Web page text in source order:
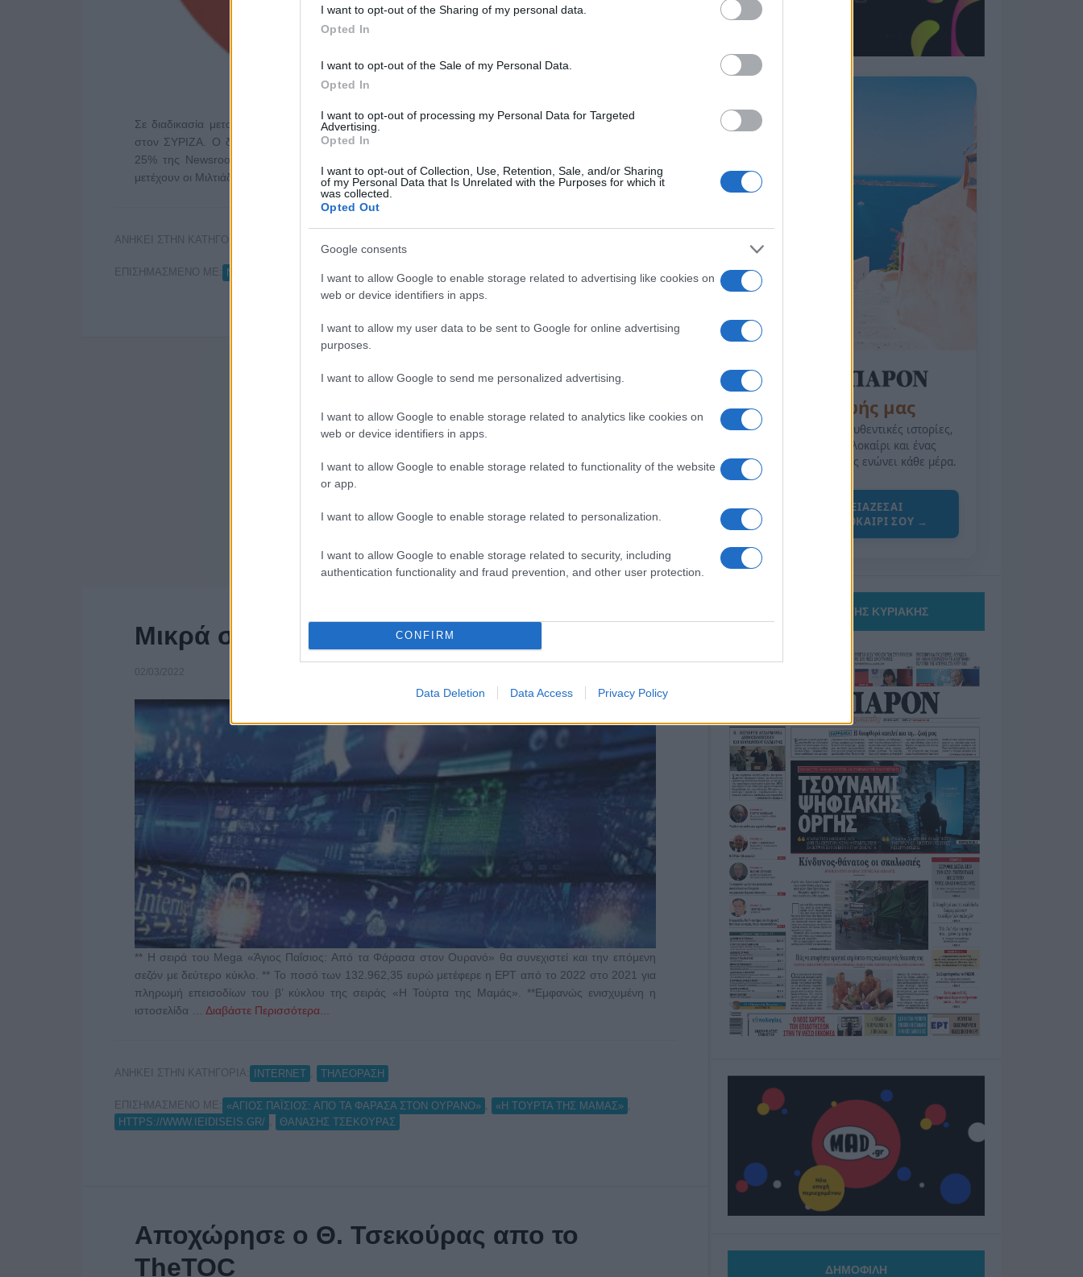
I want to opt-out of the Sharing of my personal data.
Opted In
I want to opt-out of the Sale of my Personal Data.
Opted In
I want to opt-out of processing my Personal Data for Targeted
Advertising.
Opted In
I want to opt-out of Collection, Use, Retention, Sale, and/or Sharing
of my Personal Data that Is Unrelated with the Purposes for which it
was collected.
Opted Out
Google consents
I want to allow Google to enable storage related to advertising like cookies on
web or device identifiers in apps.
I want to allow my user data to be sent to Google for online advertising
purposes.
I want to allow Google to send me personalized advertising.
I want to allow Google to enable storage related to analytics like cookies on
web or device identifiers in apps.
I want to allow Google to enable storage related to functionality of the website
or app.
I want to allow Google to enable storage related to personalization.
I want to allow Google to enable storage related to security, including
authentication functionality and fraud prevention, and other user protection.
CONFIRM
Data Deletion Data Access Privacy Policy
Σε διαδικασία μετασχηματισμού και η ιστοσελίδα https://www.ieidiseis.gr/, παράλληλα με το διαζύγιο
στον ΣΥΡΙΖΑ. Ο διευθυντής της ιστοσελίδας και δημοσιογράφος Θανάσης Τσεκούρας, κάτοχος του
25% της Newsroom ΑΕ, συζητάει την απόκτηση του συνόλου των μετοχών. Στο ΔΣ της εταιρείας
μετέχουν οι Μιλτιάδης …
Διαβάστε Περισσότερα...
ΑΝΗΚΕΙ ΣΤΗΝ ΚΑΤΗΓΟΡΙΑ:
ΕΠΙΣΗΜΑΣΜΕΝΟ ΜΕ: NEWSROOM ΑΕ ΘΑΝΑΣΗΣ ΤΣΕΚΟΥΡΑΣ ΣΥΡΙΖΑ
Μικρά στα media
02/03/2022
** Η σειρά του Mega «Άγιος Παΐσιος: Από τα Φάρασα στον Ουρανό» θα συνεχιστεί και την επόμενη
σεζόν με δεύτερο κύκλο. ** Το ποσό των 132.962,35 ευρώ μετέφερε η ΕΡΤ από το 2022 στο 2021 για
πληρωμή επεισοδίων του β’ κύκλου της σειράς «Η Τούρτα της Μαμάς». **Εμφανώς ενισχυμένη η
ιστοσελίδα … Διαβάστε Περισσότερα...
ΑΝΗΚΕΙ ΣΤΗΝ ΚΑΤΗΓΟΡΙΑ: INTERNET ΤΗΛΕΟΡΑΣΗ
ΕΠΙΣΗΜΑΣΜΕΝΟ ΜΕ: «ΑΓΙΟΣ ΠΑΪΣΙΟΣ: ΑΠΟ ΤΑ ΦΑΡΑΣΑ ΣΤΟΝ ΟΥΡΑΝΟ» «Η ΤΟΥΡΤΑ ΤΗΣ ΜΑΜΑΣ»
HTTPS://WWW.IEIDISEIS.GR/
ΘΑΝΑΣΗΣ ΤΣΕΚΟΥΡΑΣ
Αποχώρησε ο Θ. Τσεκούρας απο το
TheTOC
της Ζωής μας
Οι άνθρωποι, οι αυθεντικές ιστορίες,
το ελληνικό καλοκαίρι και ένας
πολιτισμός που μας ενώνει κάθε μέρα.
ΟΣΑ ΧΡΕΙΑΖΕΣΑΙ
ΓΙΑ ΤΟ ΚΑΛΟΚΑΙΡΙ ΣΟΥ →
ΤΟ ΠΑΡΟΝ ΤΗΣ ΚΥΡΙΑΚΗΣ
ΔΗΜΟΦΙΛΗ